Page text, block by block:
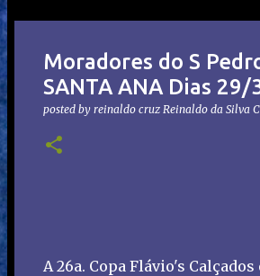
Moradores do S
SANTA ANA Dias
posted by reinaldo cruz Reinaldo da Silva
A 26a. Copa Flávio's